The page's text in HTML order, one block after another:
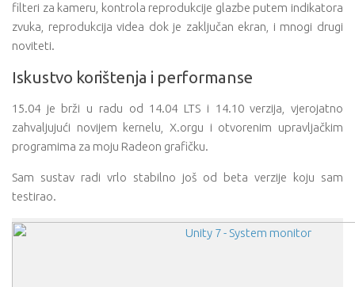
filteri za kameru, kontrola reprodukcije glazbe putem indikatora
zvuka, reprodukcija videa dok je zaključan ekran, i mnogi drugi
noviteti.
Iskustvo korištenja i performanse
15.04 je brži u radu od 14.04 LTS i 14.10 verzija, vjerojatno
zahvaljujući novijem kernelu, X.orgu i otvorenim upravljačkim
programima za moju Radeon grafičku.
Sam sustav radi vrlo stabilno još od beta verzije koju sam
testirao.